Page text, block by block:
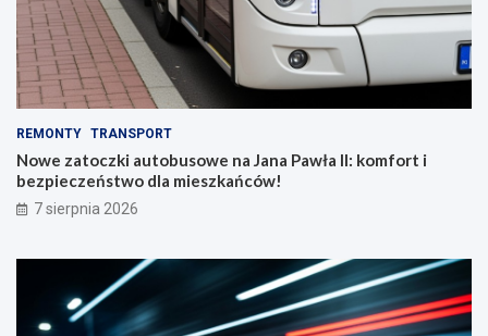
REMONTY TRANSPORT
Nowe zatoczki autobusowe na Jana Pawła II: komfort i
bezpieczeństwo dla mieszkańców!
7 sierpnia 2026